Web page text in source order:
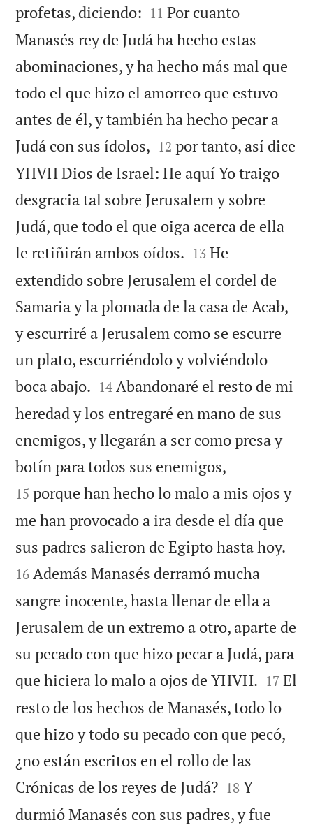
profetas, diciendo: 

11 Por cuanto
Manasés rey de Judá ha hecho estas
abominaciones, y ha hecho más mal que
todo el que hizo el amorreo que estuvo
antes de él, y también ha hecho pecar a
Judá con sus ídolos, 

12 por tanto, así dice
YHVH Dios de Israel: He aquí Yo traigo
desgracia tal sobre Jerusalem y sobre
Judá, que todo el que oiga acerca de ella
le retiñirán ambos oídos. 

13 He
extendido sobre Jerusalem el cordel de
Samaria y la plomada de la casa de Acab,
y escurriré a Jerusalem como se escurre
un plato, escurriéndolo y volviéndolo
boca abajo. 

14 Abandonaré el resto de mi
heredad y los entregaré en mano de sus
enemigos, y llegarán a ser como presa y
botín para todos sus enemigos,
15 porque han hecho lo malo a mis ojos y
me han provocado a ira desde el día que
sus padres salieron de Egipto hasta hoy.
16 Además Manasés derramó mucha
sangre inocente, hasta llenar de ella a
Jerusalem de un extremo a otro, aparte de
su pecado con que hizo pecar a Judá, para
que hiciera lo malo a ojos de YHVH. 

17 El
resto de los hechos de Manasés, todo lo
que hizo y todo su pecado con que pecó,
¿no están escritos en el rollo de las
Crónicas de los reyes de Judá?
18 Y
durmió Manasés con sus padres, y fue